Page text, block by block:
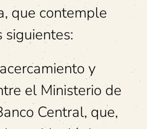
que contemple
siguientes:
y
el Ministerio de
Central, que,